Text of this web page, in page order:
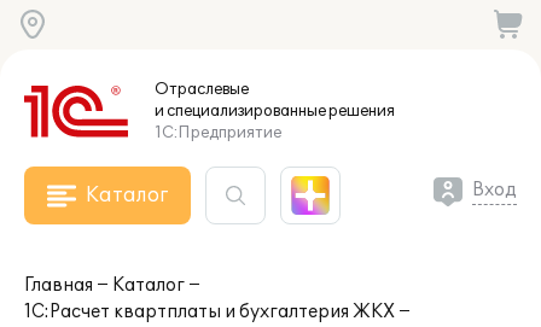
Отраслевые
и специализированныерешения
1С:Предприятие
Каталог Вход
Главная
Каталог
1С:Расчет квартплаты и бухгалтерия ЖКХ